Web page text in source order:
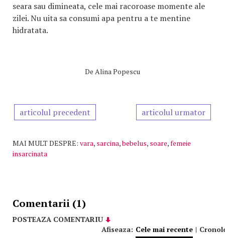
seara sau dimineata, cele mai racoroase momente ale
zilei. Nu uita sa consumi apa pentru a te mentine
hidratata.
De Alina Popescu
articolul precedent articolul urmator
MAI MULT DESPRE: vara, sarcina,bebelus, soare,femeie
insarcinata
Comentarii (1)
POSTEAZA COMENTARIU
Afiseaza: Cele mai recente |